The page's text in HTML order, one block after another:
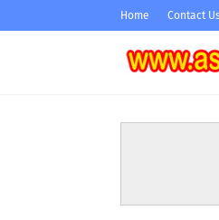
Home Contact Us